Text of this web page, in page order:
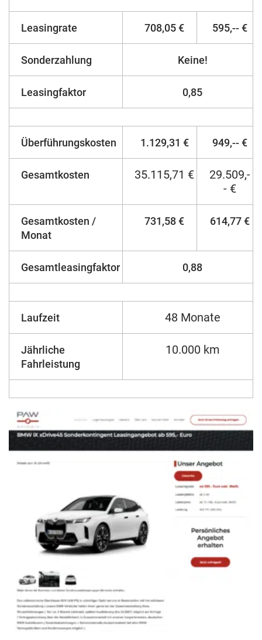
Leasingrate 708,05 € 595,-- €
Sonderzahlung Keine!
Leasingfaktor 0,85
Überführungskosten 1.129,31 € 949,-- €
Gesamtkosten 35.115,71 €
29.509,-
- €
Gesamtkosten /
Monat
731,58 € 614,77 €
Gesamtleasingfaktor 0,88
Laufzeit 48 Monate
Jährliche
Fahrleistung
10.000 km